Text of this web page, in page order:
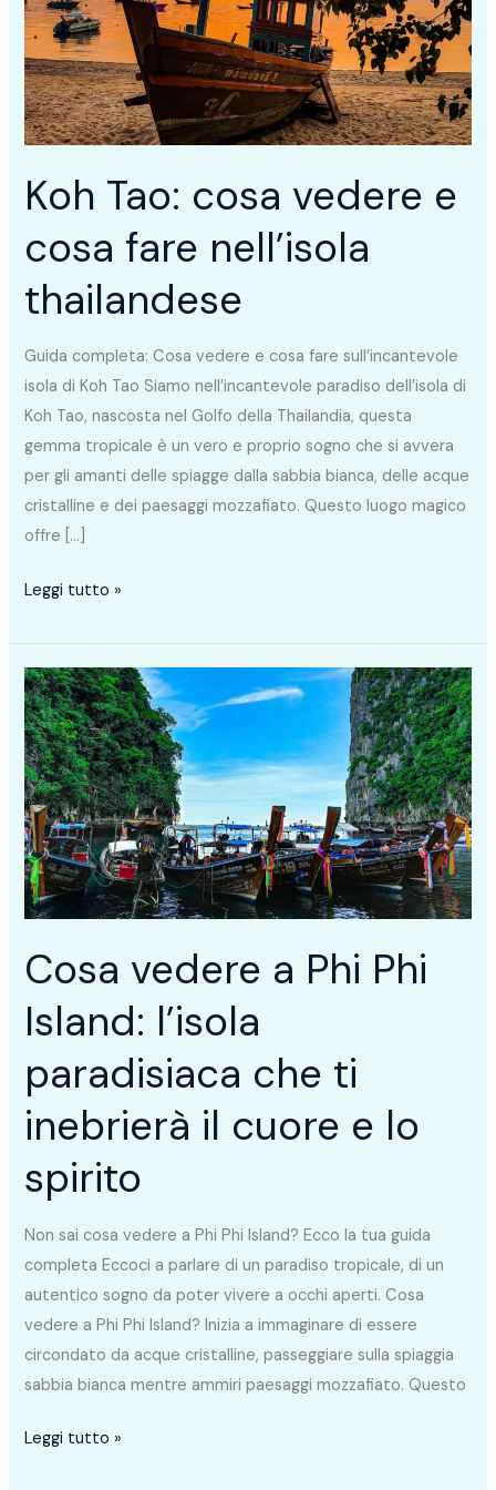
Koh Tao: cosa vedere e
cosa fare nell’isola
thailandese
Guida completa: Cosa vedere e cosa fare sull’incantevole
isola di Koh Tao Siamo nell’incantevole paradiso dell’isola di
Koh Tao, nascosta nel Golfo della Thailandia, questa
gemma tropicale è un vero e proprio sogno che si avvera
per gli amanti delle spiagge dalla sabbia bianca, delle acque
cristalline e dei paesaggi mozzafiato. Questo luogo magico
offre […]
e
cosa
fare
nell’isola
thailandese
Leggi tutto »
Cosa vedere a Phi Phi
Island: l’isola
paradisiaca che ti
inebrierà il cuore e lo
spirito
Non sai cosa vedere a Phi Phi Island? Ecco la tua guida
completa Eccoci a parlare di un paradiso tropicale, di un
autentico sogno da poter vivere a occhi aperti. Cosa
vedere a Phi Phi Island? Inizia a immaginare di essere
circondato da acque cristalline, passeggiare sulla spiaggia
sabbia bianca mentre ammiri paesaggi mozzafiato. Questo
Cosa
vedere
a
Phi
Phi
Island:
l’isola
paradisiaca
che
ti
inebrierà
il
cuore
e
lo
spirito
Leggi tutto »